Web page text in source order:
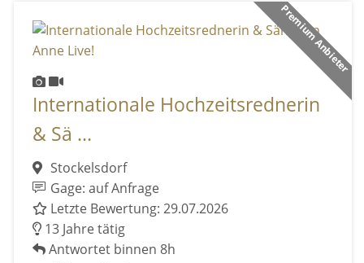
Premium Anbieter
Internationale Hochzeitsrednerin
& Sä ...
Stockelsdorf
Gage: auf Anfrage
Letzte Bewertung: 29.07.2026
13 Jahre tätig
Antwortet binnen 8h